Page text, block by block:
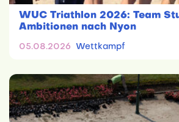
WUC Triathlon 2026: Team
Ambitionen nach Nyon
05.08.2026 Wettkampf